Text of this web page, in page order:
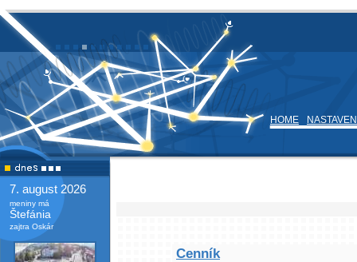
HOME
7. august 2026
meniny má
Štefánia
zajtra Oskár
Cenník